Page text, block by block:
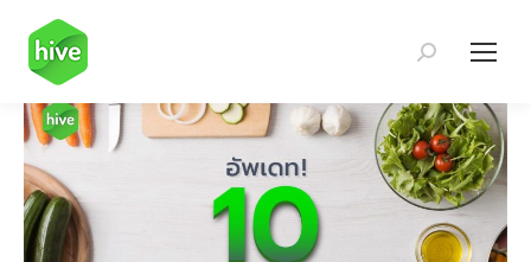
Search: